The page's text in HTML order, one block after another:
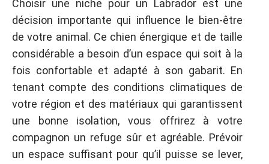
Choisir une niche pour un Labrador est une
décision importante qui influence le bien-être
de votre animal. Ce chien énergique et de taille
considérable a besoin d’un espace qui soit à la
fois confortable et adapté à son gabarit. En
tenant compte des conditions climatiques de
votre région et des matériaux qui garantissent
une bonne isolation, vous offrirez à votre
compagnon un refuge sûr et agréable. Prévoir
un espace suffisant pour qu’il puisse se lever,